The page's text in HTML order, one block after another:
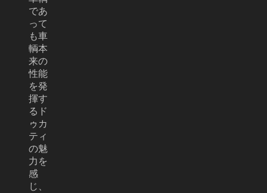
であ
って
も車
輌本
来の
性能
を発
揮す
るド
ゥカ
ティ
の魅
力を
感
じ、